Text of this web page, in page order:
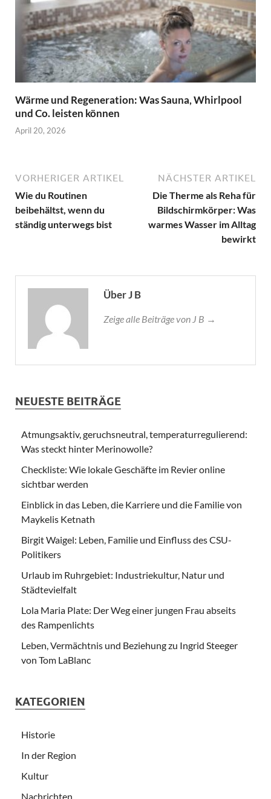
Wärme und Regeneration: Was Sauna, Whirlpool
und Co. leisten können
April 20, 2026
VORHERIGER ARTIKEL
Wie du Routinen
beibehältst, wenn du
ständig unterwegs bist
NÄCHSTER ARTIKEL
Die Therme als Reha für
Bildschirmkörper: Was
warmes Wasser im Alltag
bewirkt
Über J B
Zeige alle Beiträge von J B →
NEUESTE BEITRÄGE
Atmungsaktiv, geruchsneutral, temperaturregulierend:
Was steckt hinter Merinowolle?
Checkliste: Wie lokale Geschäfte im Revier online
sichtbar werden
Einblick in das Leben, die Karriere und die Familie von
Maykelis Ketnath
Birgit Waigel: Leben, Familie und Einfluss des CSU-
Politikers
Urlaub im Ruhrgebiet: Industriekultur, Natur und
Städtevielfalt
Lola Maria Plate: Der Weg einer jungen Frau abseits
des Rampenlichts
Leben, Vermächtnis und Beziehung zu Ingrid Steeger
von Tom LaBlanc
KATEGORIEN
Historie
In der Region
Kultur
Nachrichten